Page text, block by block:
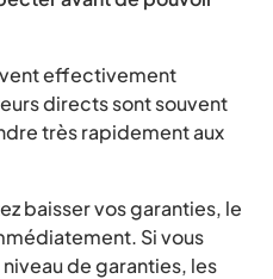
effectivement
directs sont souvent
très rapidement aux
baisser vos garanties, le
Si vous
de garanties, les